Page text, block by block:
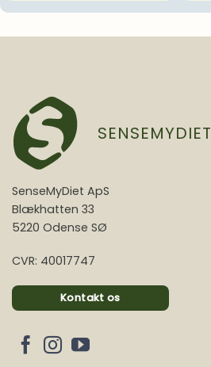
SENSEMYDIET
SenseMyDiet ApS
Blækhatten 33
5220 Odense SØ
CVR: 40017747
Kontakt os